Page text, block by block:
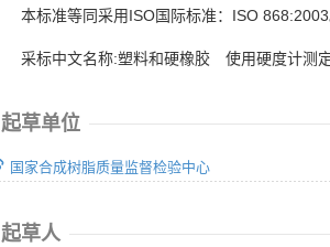
本标准等同采用ISO国际标准：ISO 868:2003
采标中文名称:塑料和硬橡胶 使用硬度计测
起草单位
国家合成树脂质量监督检验中心
起草人